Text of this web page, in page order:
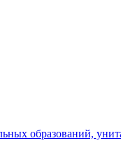
образований,